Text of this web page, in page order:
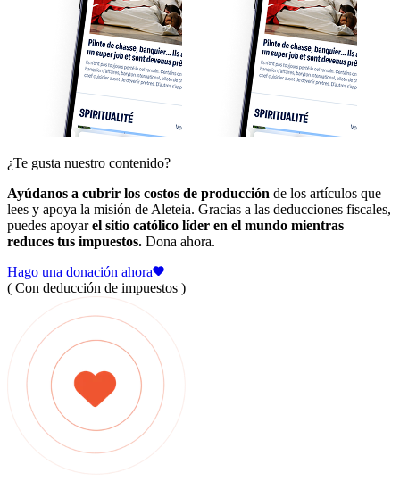
¿Te gusta nuestro contenido?
Ayúdanos a cubrir los costos de producción de los artículos que
lees y apoya la misión de Aleteia. Gracias a las deducciones fiscales,
puedes apoyarel sitio católico líder en el mundo mientras
reduces tus impuestos. Dona ahora.
Hago una donación ahora
( Con deducción de impuestos )